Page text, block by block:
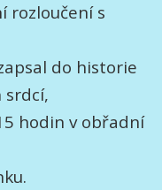
rozloučení s
do historie
srdcí,
hodin v obřadní